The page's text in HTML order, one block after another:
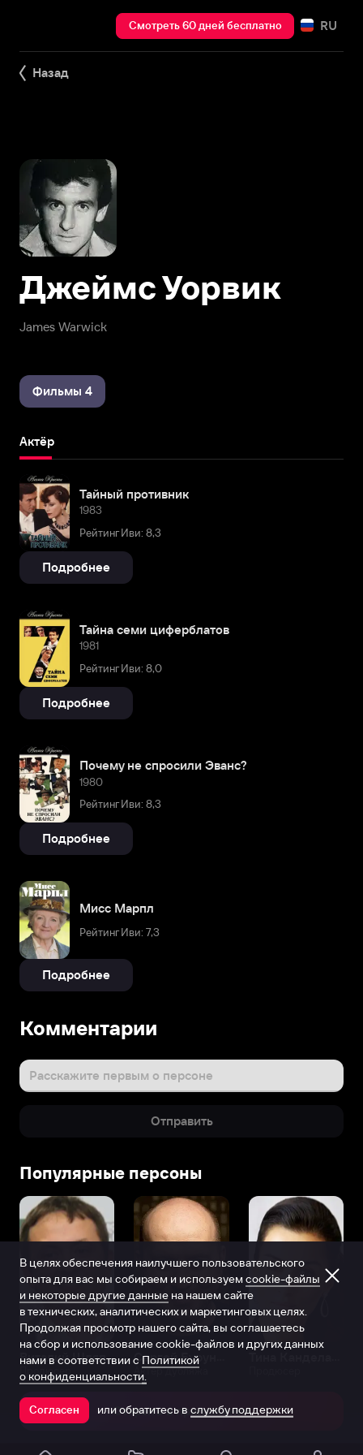
Смотреть 60 дней бесплатно RU
Назад
James Warwick
Джеймс Уорвик
Фильмы 4
Актёр
Тайный противник
1983
Рейтинг Иви: 8,3
Подробнее
Тайна семи циферблатов
1981
Рейтинг Иви: 8,0
Подробнее
Почему не спросили Эванс?
1980
Рейтинг Иви: 8,3
Подробнее
Мисс Марпл
Рейтинг Иви: 7,3
Подробнее
Комментарии
Расскажите первым о персоне
Отправить
Популярные персоны
Виталий Шляппо
Продюсер Актёр дубляжа
Открыть в приложении
В целях обеспечения наилучшего пользовательского
опыта для вас мы собираем и используем cookie-файлы
и некоторые другие данные на нашем сайте
в технических, аналитических и маркетинговых целях.
Продолжая просмотр нашего сайта, вы соглашаетесь
на сбор и использование cookie-файлов и других данных
нами в соответствии с Политикой
о конфиденциальности.
Согласен или обратитесь в службу поддержки